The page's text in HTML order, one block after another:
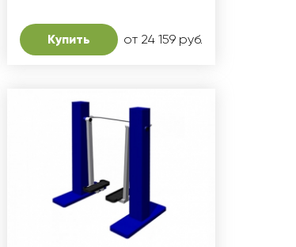
Купить от 24 159 руб.